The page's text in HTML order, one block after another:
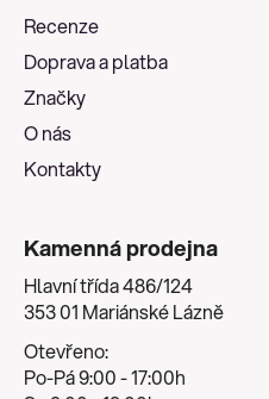
Recenze
Doprava a platba
Značky
O nás
Kontakty
Kamenná prodejna
Hlavní třída 486/124
353 01 Mariánské Lázně
Otevřeno:
Po-Pá 9:00 - 17:00h